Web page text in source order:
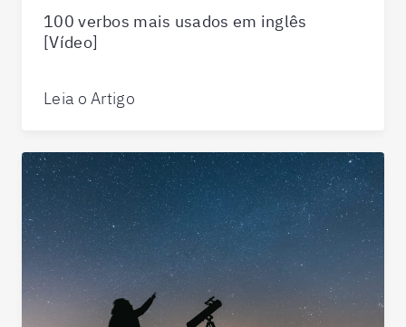
100 verbos mais usados em inglês
[Vídeo]
Leia o Artigo